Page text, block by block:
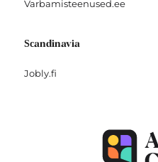
Varbamisteenused.ee
Scandinavia
Jobly.fi